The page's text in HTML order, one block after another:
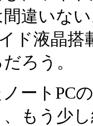
違いな
ド液晶
ろう。
ートPC
もう少